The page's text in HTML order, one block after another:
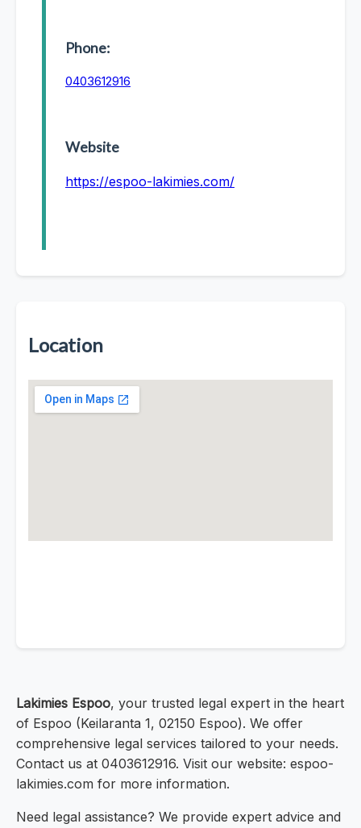
Phone:
0403612916
Website
https://espoo-lakimies.com/
Location
Lakimies Espoo, your trusted legal expert in the heart
of Espoo (Keilaranta 1, 02150 Espoo). We offer
comprehensive legal services tailored to your needs.
Contact us at 0403612916. Visit our website: espoo-
lakimies.com for more information.
Need legal assistance? We provide expert advice and